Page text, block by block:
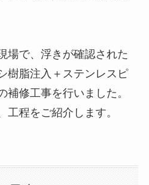
場で、浮きが確認された
樹脂注入＋ステンレスピ
補修工事を行いました。
工程をご紹介します。